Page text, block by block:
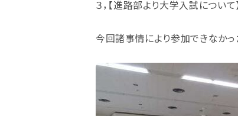
３，【進路部より大学入試について
今回諸事情により参加できなか